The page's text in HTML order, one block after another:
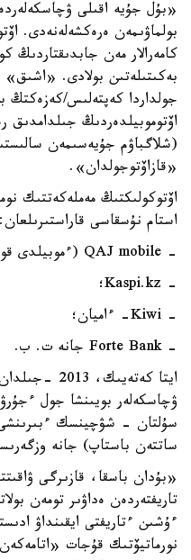
«بۇل جۇيە اقىلى
بولماۋىمەن ەرەكشەلەنەدى.
كامەرالار مەن جابدىقتاردىڭ
بەكىتىلەتىن بولادى.
جولداردا كەپتەلىس/كەزەكتڭ
اۆتوموبيلدەردىڭ جىلدامدىق
(شلاگباۋم جۇيەسىمەن
«قازاۆتوجولدان».
استام نۇسقاسى قاراستىرىلعان:
- QAJ mobile (ءموبيلدى قوسىمشا)؛
- Kaspi.kz؛
- Kiwi- ءاميان؛
- Forte Bank جانە ت. ب.
ۋچاسكەلەر بويىنشا جول
سۇلتان - شۋچينسك
ساتتەن باستاپ) جانە
«بۇدان باسقا، قازىرگى
ءۇشىن ءتاريفتى ايقىنداۋ
نورماتيۆتىك قۇجات